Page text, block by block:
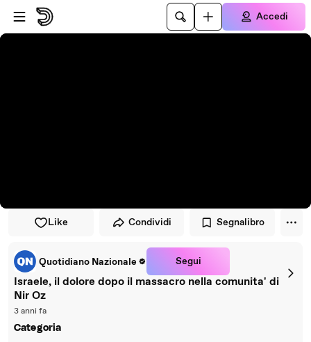
Vai al lettore
Passa al contenuto principale
Accedi
Like Condividi Segnalibro
Quotidiano Nazionale Segui
Israele, il dolore dopo il massacro nella comunita' di
Nir Oz
3 anni fa
Categoria